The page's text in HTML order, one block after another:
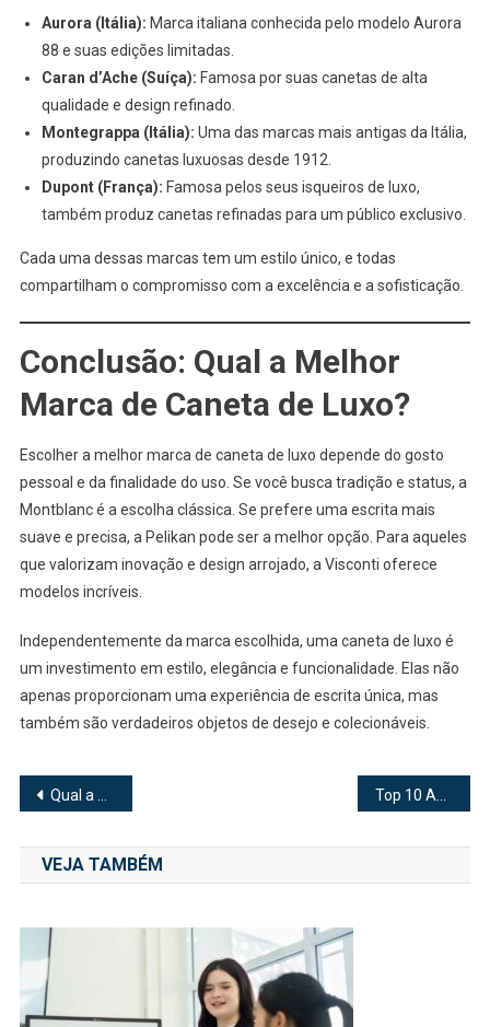
Aurora (Itália): Marca italiana conhecida pelo modelo Aurora
88 e suas edições limitadas.
Caran d’Ache (Suíça): Famosa por suas canetas de alta
qualidade e design refinado.
Montegrappa (Itália): Uma das marcas mais antigas da Itália,
produzindo canetas luxuosas desde 1912.
Dupont (França): Famosa pelos seus isqueiros de luxo,
também produz canetas refinadas para um público exclusivo.
Cada uma dessas marcas tem um estilo único, e todas
compartilham o compromisso com a excelência e a sofisticação.
Conclusão: Qual a Melhor
Marca de Caneta de Luxo?
Escolher a melhor marca de caneta de luxo depende do gosto
pessoal e da finalidade do uso. Se você busca tradição e status, a
Montblanc é a escolha clássica. Se prefere uma escrita mais
suave e precisa, a Pelikan pode ser a melhor opção. Para aqueles
que valorizam inovação e design arrojado, a Visconti oferece
modelos incríveis.
Independentemente da marca escolhida, uma caneta de luxo é
um investimento em estilo, elegância e funcionalidade. Elas não
apenas proporcionam uma experiência de escrita única, mas
também são verdadeiros objetos de desejo e colecionáveis.
Navegação
de
Post
Qual a Área Mais Lucrativa da Advocacia? Descubra os Setores Mais Rentáveis do Direito
VEJA TAMBÉM